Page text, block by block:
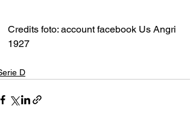
Credits foto: account facebook Us Angri
1927
D